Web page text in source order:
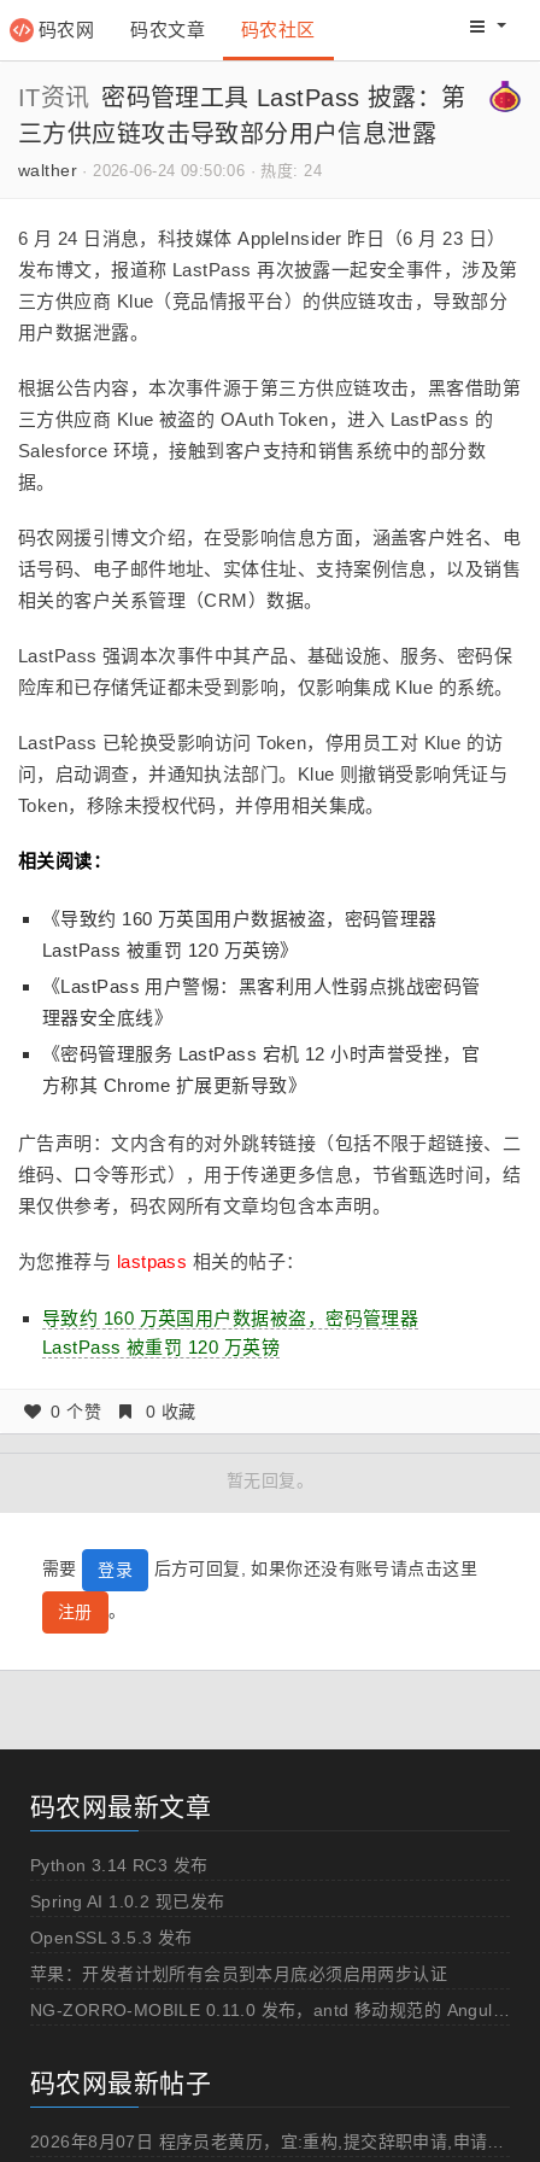
码农网 码农文章 码农社区 码农网
IT资讯 密码管理工具 LastPass 披露：第
三方供应链攻击导致部分用户信息泄露
walther ·2026-06-24 09:50:06 · 热度: 24
6 月 24 日消息，科技媒体 AppleInsider 昨日（6 月 23 日）
发布博文，报道称 LastPass 再次披露一起安全事件，涉及第
三方供应商 Klue（竞品情报平台）的供应链攻击，导致部分
用户数据泄露。
根据公告内容，本次事件源于第三方供应链攻击，黑客借助第
三方供应商 Klue 被盗的 OAuth Token，进入 LastPass 的
Salesforce 环境，接触到客户支持和销售系统中的部分数
据。
码农网援引博文介绍，在受影响信息方面，涵盖客户姓名、电
话号码、电子邮件地址、实体住址、支持案例信息，以及销售
相关的客户关系管理（CRM）数据。
LastPass 强调本次事件中其产品、基础设施、服务、密码保
险库和已存储凭证都未受到影响，仅影响集成 Klue 的系统。
LastPass 已轮换受影响访问 Token，停用员工对 Klue 的访
问，启动调查，并通知执法部门。Klue 则撤销受影响凭证与
Token，移除未授权代码，并停用相关集成。
相关阅读：
《导致约 160 万英国用户数据被盗，密码管理器
LastPass 被重罚 120 万英镑》
《LastPass 用户警惕：黑客利用人性弱点挑战密码管
理器安全底线》
《密码管理服务 LastPass 宕机 12 小时声誉受挫，官
方称其 Chrome 扩展更新导致》
广告声明：文内含有的对外跳转链接（包括不限于超链接、二
维码、口令等形式），用于传递更多信息，节省甄选时间，结
果仅供参考，码农网所有文章均包含本声明。
为您推荐与 lastpass 相关的帖子：
导致约 160 万英国用户数据被盗，密码管理器
LastPass 被重罚 120 万英镑
0 个赞 0 收藏
暂无回复。
需要 登录 后方可回复, 如果你还没有账号请点击这里
注册 。
码农网最新文章
Python 3.14 RC3 发布
Spring AI 1.0.2 现已发布
OpenSSL 3.5.3 发布
苹果：开发者计划所有会员到本月底必须启用两步认证
码农网最新帖子